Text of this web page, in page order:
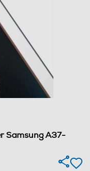
Samsung A37-